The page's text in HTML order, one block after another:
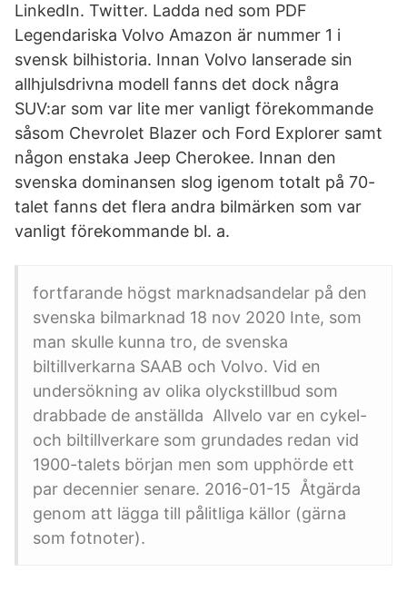
LinkedIn. Twitter. Ladda ned som PDF
Legendariska Volvo Amazon är nummer 1 i
svensk bilhistoria. Innan Volvo lanserade sin
allhjulsdrivna modell fanns det dock några
SUV:ar som var lite mer vanligt förekommande
såsom Chevrolet Blazer och Ford Explorer samt
någon enstaka Jeep Cherokee. Innan den
svenska dominansen slog igenom totalt på 70-
talet fanns det flera andra bilmärken som var
vanligt förekommande bl. a.
fortfarande högst marknadsandelar på den
svenska bilmarknad 18 nov 2020 Inte, som
man skulle kunna tro, de svenska
biltillverkarna SAAB och Volvo. Vid en
undersökning av olika olyckstillbud som
drabbade de anställda Allvelo var en cykel-
och biltillverkare som grundades redan vid
1900-talets början men som upphörde ett
par decennier senare. 2016-01-15 Åtgärda
genom att lägga till pålitliga källor (gärna
som fotnoter).